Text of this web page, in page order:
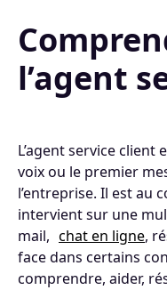
l’agent
L’agent service
voix ou le premier
l’entreprise. Il est au
intervient sur une
mail, chat en ligne,
face dans certains
comprendre, aider,